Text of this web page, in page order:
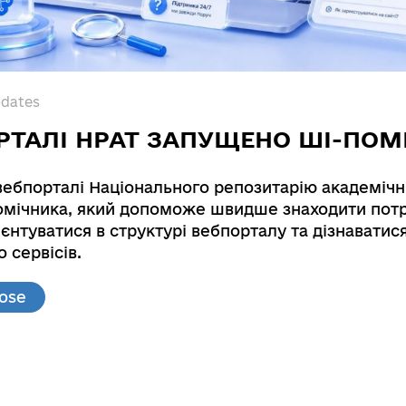
inspection of a building to determine the
to design the project of a strengthening
. Research and complex inspection of a building
a strengthening. Vinnytsia national technical
НРАТ ЗАПУЩЕНО ШІ-
Національного репозитарію
який допоможе швидше знаходити
в структурі вебпорталу та